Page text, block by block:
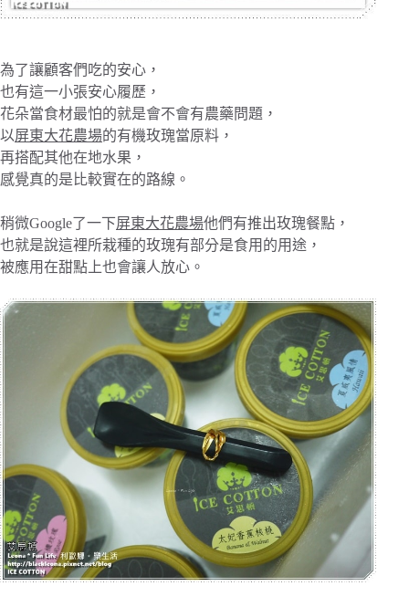
為了讓顧客們吃的安心，
也有這一小張安心履歷，
花朵當食材最怕的就是會不會有農藥問題，
以屏東大花農場的有機玫瑰當原料，
再搭配其他在地水果，
感覺真的是比較實在的路線。
稍微Google了一下屏東大花農場他們有推出玫瑰餐點，
也就是說這裡所栽種的玫瑰有部分是食用的用途，
被應用在甜點上也會讓人放心。